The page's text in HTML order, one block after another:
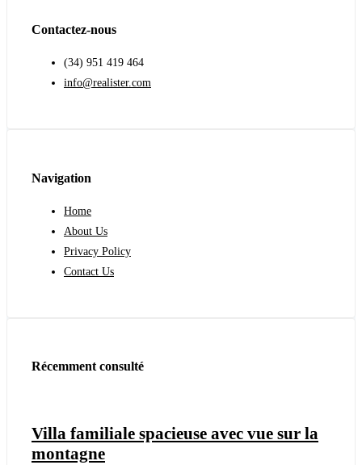
Contactez-nous
(34) 951 419 464
info@realister.com
Navigation
Home
About Us
Privacy Policy
Contact Us
Récemment consulté
Villa familiale spacieuse avec vue sur la
montagne